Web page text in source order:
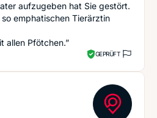
aufzugeben hat Sie gestört.
emphatischen Tierärztin
allen Pfötchen.”
GEPRÜFT